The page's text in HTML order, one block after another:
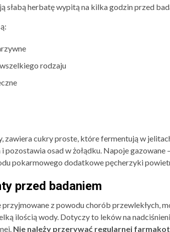
słabą herbatę wypitą na kilka godzin przed
rodzaju
zawiera cukry proste, które fermentują w
osad w żołądku. Napoje gazowane
pokarmowego dodatkowe pęcherzyki
przed badaniem
przyjmowane z powodu chorób przewlekłych,
ilością wody. Dotyczy to leków na
Nie należy przerywać regularnej